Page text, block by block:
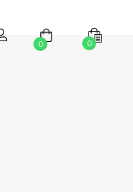
0 0